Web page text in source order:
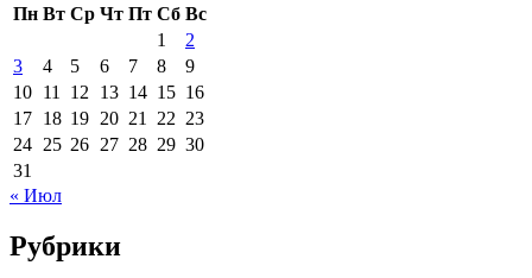
Пн Вт Ср Чт Пт Сб Вс
1
2
3
4 5 6 7 8
9
10 11 12 13 14 15 16
17 18 19 20 21 22 23
24 25 26 27 28 29 30
31
« Июл
Рубрики